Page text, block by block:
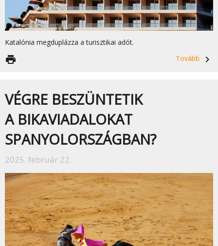
Katalónia megduplázza a turisztikai adót.
Tovább
navigate_next
print
VÉGRE BESZÜNTETIK
A BIKAVIADALOKAT
SPANYOLORSZÁGBAN?
2025. február 22.